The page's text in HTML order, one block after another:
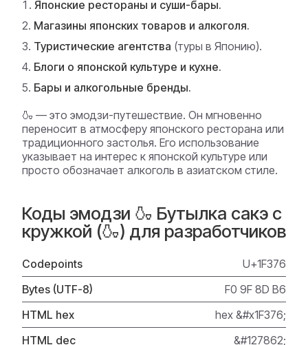
Японские рестораны и суши-бары.
Магазины японских товаров и алкоголя.
Туристические агентства (туры в Японию).
Блоги о японской культуре и кухне.
Бары и алкогольные бренды.
🍶 — это эмодзи-путешествие. Он мгновенно
переносит в атмосферу японского ресторана или
традиционного застолья. Его использование
указывает на интерес к японской культуре или
просто обозначает алкоголь в азиатском стиле.
Коды эмодзи 🍶 Бутылка сакэ с
кружкой (🍶) для разработчиков
Codepoints
U+1F376
Bytes (UTF-8)
F0 9F 8D B6
HTML hex
hex &#x1F376;
HTML dec
&#127862;